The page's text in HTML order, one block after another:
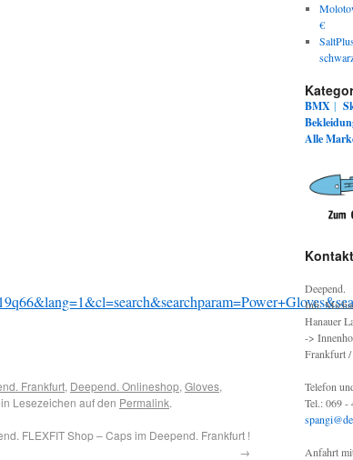
Frankfurt, Deepend. Onlineshop, Gloves,
Lesezeichen auf den Permalink.
FLEXFIT Shop – Caps im Deepend. Frankfurt !
→
€
BMX |
Alle
Deepend.
Inh.
Hanauer
->
Frankfurt /
Telefon
Tel.: 069 -
Anfahrt